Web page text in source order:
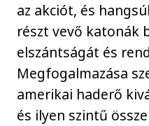
az akciót, és
részt vevő katonák
elszántságát és
Megfogalmazása
amerikai haderő
és ilyen szintű